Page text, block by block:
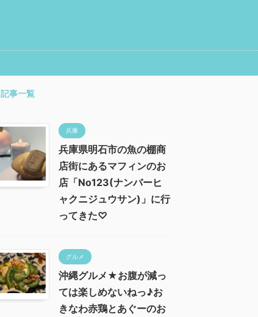
記事一覧
兵庫
兵庫県明石市の魚の棚商
店街にあるマフィンのお
店「No123(ナンバーヒ
ャクニジュウサン)」に行
ってきた♡
グルメ
沖縄グルメ★お腹が減っ
ては楽しめないねっ♪お
きなわ赤鶏とあぐーのお